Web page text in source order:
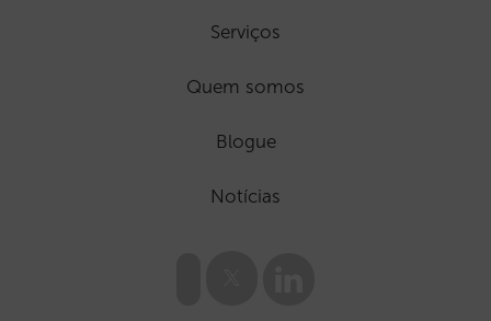
Serviços
Quem somos
Blogue
Notícias